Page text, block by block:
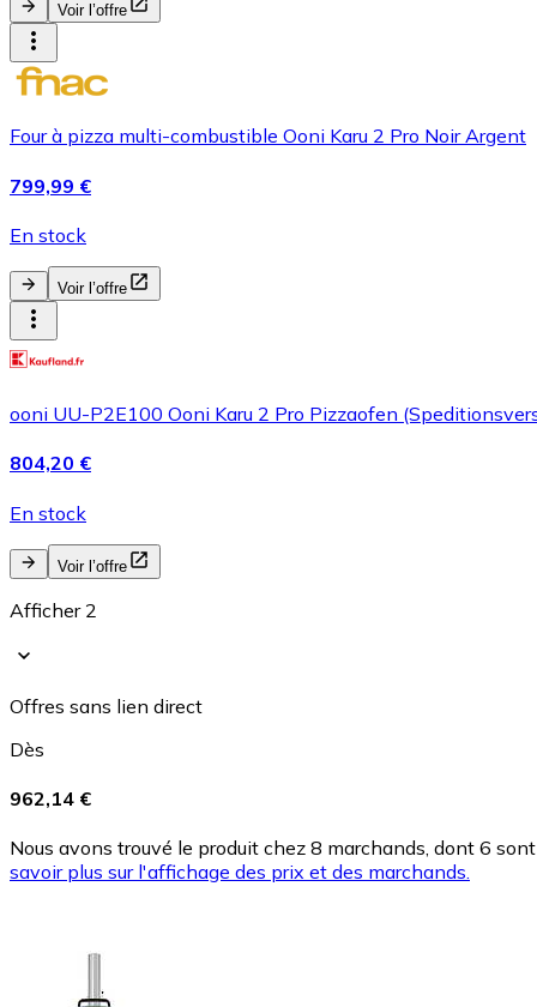
Voir l’offre
Four à pizza multi-combustible Ooni Karu 2 Pro Noir Argent
799,99 €
En stock
Voir l’offre
ooni UU-P2E100 Ooni Karu 2 Pro Pizzaofen
804,20 €
En stock
Voir l’offre
Afficher 2
Offres sans lien direct
Dès
962,14 €
Nous avons trouvé le produit chez 8 marchands, dont 6
savoir plus sur l'affichage des prix et des marchands.